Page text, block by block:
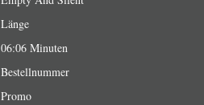
Länge
06:06 Minuten
Bestellnummer
Promo